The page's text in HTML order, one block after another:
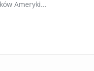
Ameryki...